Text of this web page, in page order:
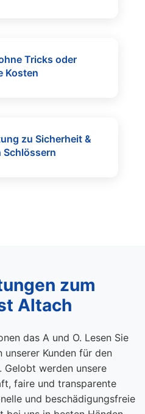
Tricks oder
Kosten
zu Sicherheit &
Schlössern
zum
Altach
das A und O. Lesen Sie
Kunden für den
. Gelobt werden unsere
faire und transparente
und beschädigungsfreie